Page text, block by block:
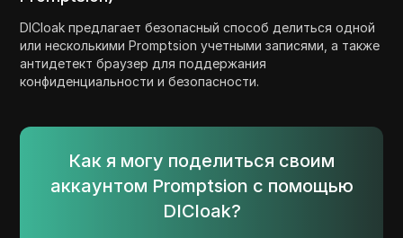
DICloak предлагает безопасный способ делиться одной
или несколькими Promptsion учетными записями, а также
антидетект браузер для поддержания
конфиденциальности и безопасности.
Как я могу поделиться своим
аккаунтом Promptsion с помощью
DICloak?